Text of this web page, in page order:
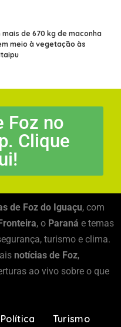
de 670 kg de maconha
meio à vegetação às
Foz no
Clique
de Foz do Iguaçu, com
, o Paraná e temas
turismo e clima.
notícias de Foz,
ao vivo sobre o que
Política Turismo